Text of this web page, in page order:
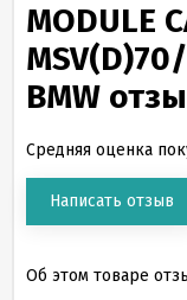
MODULE
BMW
Средняя оценка
Написать отзыв
Об этом товаре